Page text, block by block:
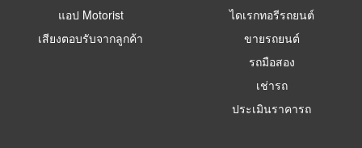
แอป Motorist
เสียงตอบรับจากลูกค้า
ไดเรกทอรีรถยนต์
ขายรถยนต์
รถมือสอง
เช่ารถ
ประเมินราคารถ